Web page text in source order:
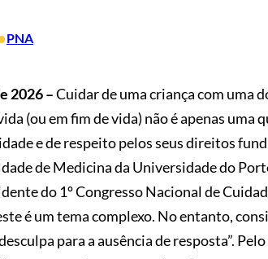
PNA
2026 –Cuidar de uma criança com uma
(ou em fim de vida) não é apenas uma
e de respeito pelos seus direitos
de Medicina da Universidade do
do 1º Congresso Nacional de
é um tema complexo. No entanto,
para a ausência de resposta”.